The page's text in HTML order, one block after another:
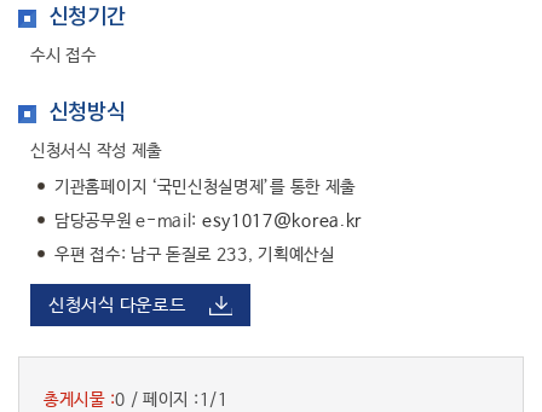
신청기간
수시 접수
신청방식
신청서식 작성 제출
기관홈페이지 ‘국민신청실명제’를 통한 제출
담당공무원 e-mail: esy1017@korea.kr
우편 접수: 남구 돋질로 233, 기획예산실
신청서식 다운로드
총게시물 :0 /페이지 :1/1